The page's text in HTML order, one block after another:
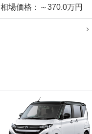
相場価格：～370.0万円